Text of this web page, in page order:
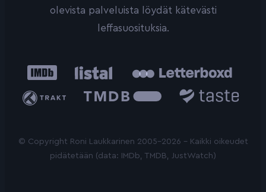
olevista palveluista löydät kätevästi
leffasuosituksia.
IMDb Listal
Trakt
Database
© Copyright Roni Laukkarinen 2005-2026 - Kaikki oikeudet
pidätetään (data: IMDb, TMDB, JustWatch)